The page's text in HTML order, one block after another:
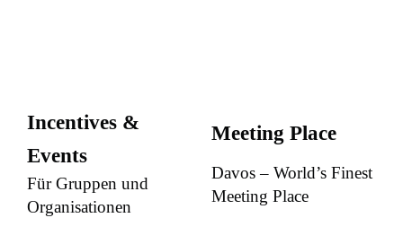
Incentives &
Events
Für Gruppen und
Organisationen
Meeting Place
Davos – World’s Finest
Meeting Place